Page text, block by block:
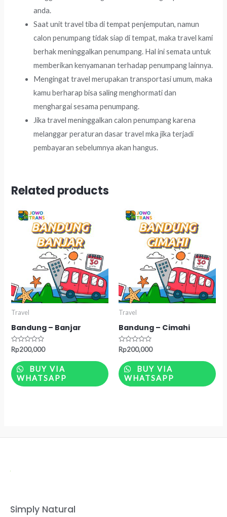
anda.
Saat unit travel tiba di tempat penjemputan, namun
calon penumpang tidak siap di tempat, maka travel kami
berhak meninggalkan penumpang. Hal ini semata untuk
memberikan kenyamanan terhadap penumpang lainnya.
Mengingat travel merupakan transportasi umum, maka
kamu berharap bisa saling menghormati dan
menghargai sesama penumpang.
Jika travel meninggalkan calon penumpang karena
melanggar peraturan dasar travel mka jika terjadi
pembayaran sebelumnya akan hangus.
Related products
Travel
Bandung – Banjar
Rated
0
out
of
5
Rp200,000
BUY VIA
WHATSAPP
Travel
Bandung – Cimahi
Rated
0
out
of
5
Rp200,000
BUY VIA
WHATSAPP
Simply Natural